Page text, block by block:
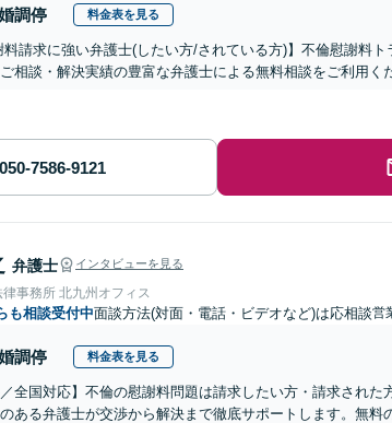
調停 料金表を見る
料請求に強い弁護士(したい方/されている方)】不倫慰謝料
相談・解決実績の豊富な弁護士による無料相談をご利用く
弁護士 インタビューを見る
事務所 北九州オフィス
も相談受付中面談方法(対面・電話・ビデオなど)は応相談営
調停 料金表を見る
／全国対応】不倫の慰謝料問題は請求したい方・請求され
ある弁護士が交渉から解決まで徹底サポートします。無